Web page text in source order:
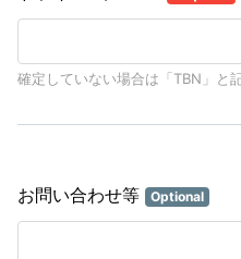
確定していない場合は「TBN」と
お問い合わせ等 Optional